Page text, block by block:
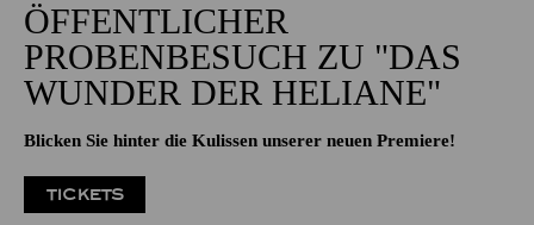
ÖFFENTLICHER
PROBENBESUCH ZU "DAS
WUNDER DER HELIANE"
Blicken Sie hinter die Kulissen unserer neuen Premiere!
TICKETS